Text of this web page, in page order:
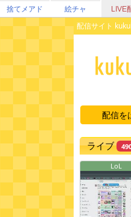
捨てメアド 絵チャ LIVE
配信サイト
配信を
ライブ
LoL